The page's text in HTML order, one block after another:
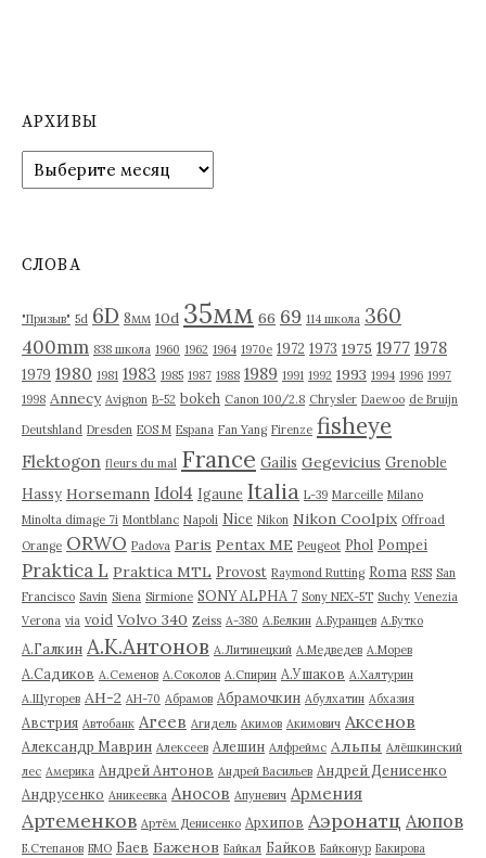
АРХИВЫ
р
в
СЛОВА
"Призыв" 5d 6D 8мм 10d 35мм 66 69 114 школа 360
400mm 838 школа 1960 1962 1964 1970е 1972 1973 1975 1977 1978
1979 1980 1981 1983 1985 1987 1988 1989 1991 1992 1993 1994 1996 1997
1998 Annecy Avignon B-52 bokeh Canon 100/2.8 Chrysler Daewoo de Bruijn
Deutshland Dresden EOS M Espana Fan Yang Firenze fisheye
Flektogon fleurs du mal France Gailis Gegevicius Grenoble
Hassy Horsemann Idol4 Igaune Italia L-39 Marceille Milano
Minolta dimage 7i Montblanc Napoli Nice Nikon Nikon Coolpix Offroad
Orange ORWO Padova Paris Pentax ME Peugeot Phol Pompei
Praktica L Praktica MTL Provost Raymond Rutting Roma RSS San
Francisco Savin Siena Sirmione SONY ALPHA 7 Sony NEX-5T Suchy Venezia
Verona via void Volvo 340 Zeiss А-380 А.Белкин А.Буранцев А.Бутко
А.Галкин А.К.Антонов А.Литинецкий А.Медведев А.Морев
А.Садиков А.Семенов А.Соколов А.Спирин А.Ушаков А.Халтурин
А.Щугорев АН-2 АН-70 Абрамов Абрамочкин Абулхатин Абхазия
Австрия Автобанк Агеев Агидель Акимов Акимович Аксенов
Александр Маврин Алексеев Алешин Алфреймс Альпы Алёшкинский
лес Америка Андрей Антонов Андрей Васильев Андрей Денисенко
Андрусенко Аникеевка Аносов Апуневич Армения
Артеменков Артём Денисенко Архипов Аэронатц Аюпов
Б.Степанов БМО Баев Баженов Байкал Байков Байконур Бакирова